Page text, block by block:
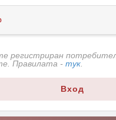
регистриран
Правилата - тук
Вход